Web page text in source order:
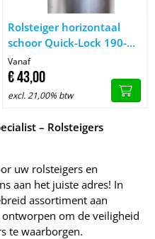
190-250-305-400 cm
Image Rolsteiger horizontaal
Rolsteiger horizontaal
schoor Quick-Lock 190-
250-305-400 cm
Vanaf
€43,00
excl. 21,00% btw
– Rolsteigers
uw rolsteigers en
aan het juiste adres! In
assortiment aan
om de veiligheid
te waarborgen.